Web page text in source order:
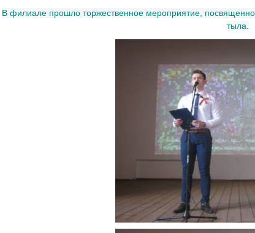
В филиале прошло торжественное мероприятие,
тыла.